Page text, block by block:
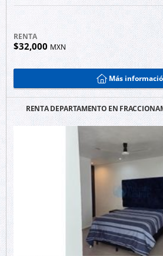
RENTA
$32,000 MXN
Más
RENTA DEPARTAMENTO EN